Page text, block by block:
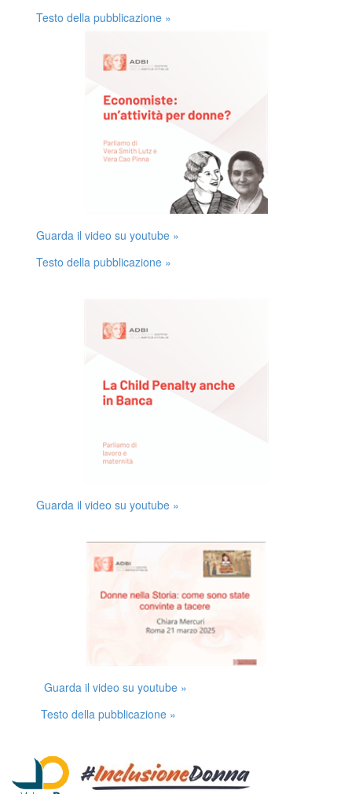
Testo della pubblicazione »
Guarda il video su youtube »
Testo della pubblicazione »
Guarda il video su youtube »
Guarda il video su youtube »
Testo della pubblicazione »